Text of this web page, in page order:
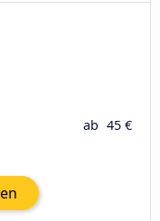
ab 45 €